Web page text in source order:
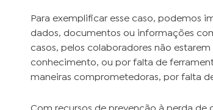
Para exemplificar esse caso, podemos
dados, documentos ou informações
casos, pelos colaboradores não
conhecimento, ou por falta de
maneiras comprometedoras, por falta